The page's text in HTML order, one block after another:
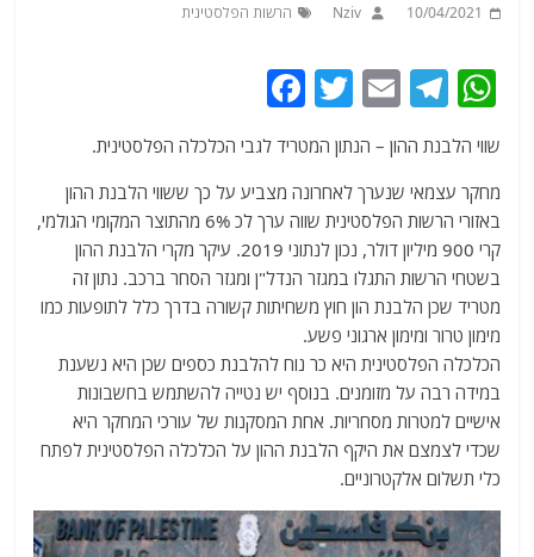
10/04/2021
Nziv הרשות הפלסטינית
W
h
at
s
A
p
p
T
e
g
ra
m
E
ai
l
T
itt
er
a
c
e
b
o
o
k
שווי הלבנת ההון – הנתון המטריד לגבי הכלכלה הפלסטינית.
מחקר עצמאי שנערך לאחרונה מצביע על כך ששווי הלבנת ההון
באזורי הרשות הפלסטינית שווה ערך לכ 6% מהתוצר המקומי הגולמי,
קרי 900 מיליון דולר, נכון לנתוני 2019. עיקר מקרי הלבנת ההון
בשטחי הרשות התגלו במגזר הנדל"ן ומגזר הסחר ברכב. נתון זה
מטריד שכן הלבנת הון חוץ משחיתות קשורה בדרך כלל לתופעות כמו
מימון טרור ומימון ארגוני פשע.
הכלכלה הפלסטינית היא כר נוח להלבנת כספים שכן היא נשענת
במידה רבה על מזומנים. בנוסף יש נטייה להשתמש בחשבונות
אישיים למטרות מסחריות. אחת המסקנות של עורכי המחקר היא
שכדי לצמצם את היקף הלבנת ההון על הכלכלה הפלסטינית לפתח
כלי תשלום אלקטרוניים.